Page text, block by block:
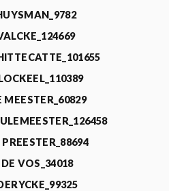
MEESTER_60829
VOS_34018